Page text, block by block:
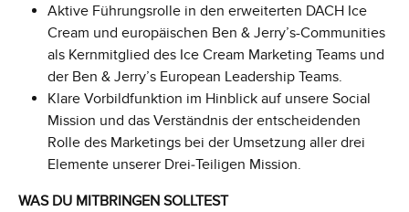
Aktive Führungsrolle in den erweiterten DACH Ice
Cream und europäischen Ben & Jerry’s-Communities
als Kernmitglied des Ice Cream Marketing Teams und
der Ben & Jerry’s European Leadership Teams.
Klare Vorbildfunktion im Hinblick auf unsere Social
Mission und das Verständnis der entscheidenden
Rolle des Marketings bei der Umsetzung aller drei
Elemente unserer Drei‑Teiligen Mission.
WAS DU MITBRINGEN SOLLTEST